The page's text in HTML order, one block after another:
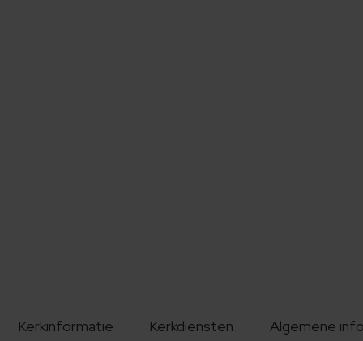
Kerkinformatie Kerkdiensten Algemene